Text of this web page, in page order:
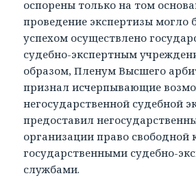
оспорены только на том
проведение экспертизы могло
успехом осуществлено
судебно-экспертным
образом, Пленум Высшего
признал исчерпывающие
негосударственной судебной
предоставил
организации право свободной
государственными судебно-
службами.